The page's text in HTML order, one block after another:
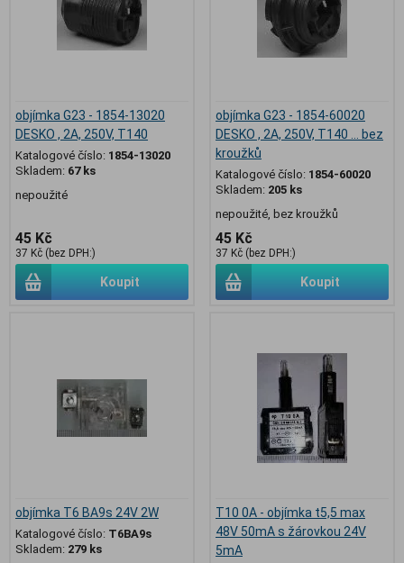
objímka G23 - 1854-13020
DESKO , 2A, 250V, T140
Katalogové číslo: 1854-13020
Skladem: 67 ks
nepoužité
45 Kč
37 Kč (bez DPH:)
Koupit
objímka G23 - 1854-60020
DESKO , 2A, 250V, T140 ... bez
kroužků
Katalogové číslo: 1854-60020
Skladem: 205 ks
nepoužité, bez kroužků
45 Kč
37 Kč (bez DPH:)
Koupit
objímka T6 BA9s 24V 2W
Katalogové číslo: T6BA9s
Skladem: 279 ks
T10 0A - objímka t5,5 max
48V 50mA s žárovkou 24V
5mA